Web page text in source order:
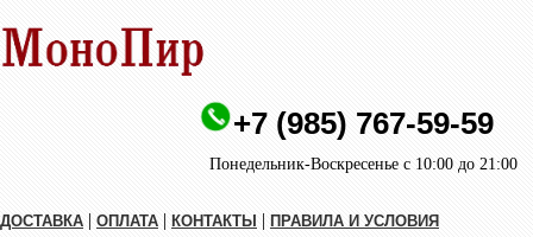
+7 (985) 767-59-59
Понедельник-Воскресенье с 10:00 до 21:00
ДОСТАВКА | ОПЛАТА | КОНТАКТЫ | ПРАВИЛА И УСЛОВИЯ